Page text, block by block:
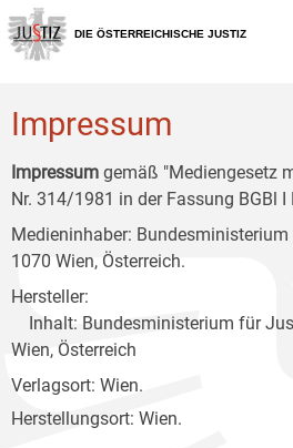
Zur
Hauptnavigation
[1]
Zum
Inhalt
[2]
Zum
Untermenü
[3]
DIE ÖSTERREICHISCHE JUSTIZ
Impressum
Impressum gemäß "Mediengesetz
Nr. 314/1981 in der Fassung BGBl I
Medieninhaber:
1070 Wien, Österreich.
Hersteller:
Inhalt: Bundesministerium für
Wien, Österreich
Verlagsort: Wien.
Herstellungsort: Wien.